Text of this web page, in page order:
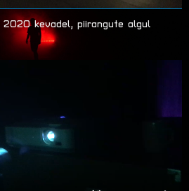
2020 kevadel, piirangute algul